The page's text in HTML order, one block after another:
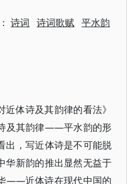
诗词 诗词歌赋 平水韵
体诗及其韵律的看法》
及其韵律——平水韵的形
出，写近体诗是不可能脱
华新韵的推出显然无益于
——近体诗在现代中国的